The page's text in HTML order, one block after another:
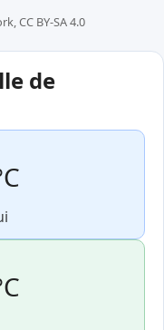
CC BY-SA 4.0
de